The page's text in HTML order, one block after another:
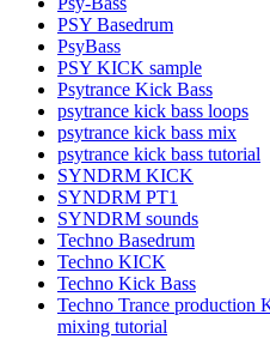
PSY Basedrum
PsyBass
PSY KICK sample
Psytrance Kick Bass
psytrance kick bass loops
psytrance kick bass mix
psytrance kick bass tutorial
SYNDRM KICK
SYNDRM PT1
SYNDRM sounds
Techno Basedrum
Techno KICK
Techno Kick Bass
Techno Trance production
mixing tutorial